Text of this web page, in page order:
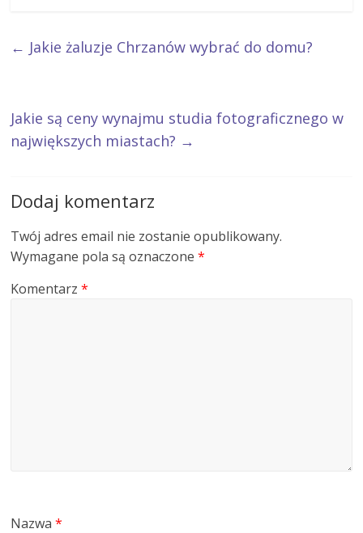
← Jakie żaluzje Chrzanów wybrać do domu?
Jakie są ceny wynajmu studia fotograficznego w
największych miastach? →
Dodaj komentarz
Twój adres email nie zostanie opublikowany.
Wymagane pola są oznaczone*
Komentarz*
Nazwa*